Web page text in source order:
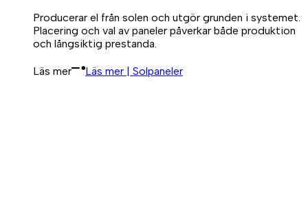
Producerar el från solen och utgör grunden i systemet.
Placering och val av paneler påverkar både produktion
och långsiktig prestanda.
Läs mer Läs mer | Solpaneler